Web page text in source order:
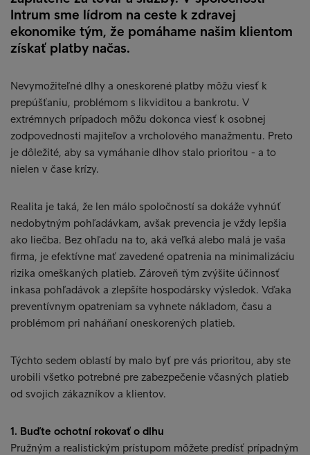
Intrum sme lídrom na ceste k zdravej
ekonomike tým, že pomáhame našim klientom
získať platby načas.
Nevymožiteľné dlhy a oneskorené platby môžu viesť k
prepúšťaniu, problémom s likviditou a bankrotu. V
extrémnych prípadoch môžu dokonca viesť k osobnej
zodpovednosti majiteľov a vrcholového manažmentu. Preto
je dôležité, aby sa vymáhanie dlhov stalo prioritou - a to
nielen v čase krízy.
Realita je taká, že len málo spoločností sa dokáže vyhnúť
nedobytným pohľadávkam, avšak prevencia je vždy lepšia
ako liečba. Bez ohľadu na to, aká veľká alebo malá je vaša
firma, je efektívne mať zavedené opatrenia na minimalizáciu
rizika omeškaných platieb. Zároveň tým zvýšite účinnosť
inkasa pohľadávok a zlepšíte hospodársky výsledok. Vďaka
preventívnym opatreniam sa vyhnete nákladom, času a
problémom pri naháňaní oneskorených platieb.
Týchto sedem oblastí by malo byť pre vás prioritou, aby ste
urobili všetko potrebné pre zabezpečenie včasných platieb
od svojich zákazníkov a klientov.
1. Buďte ochotní rokovať o dlhu
Pružným a realistickým prístupom môžete predísť prípadným